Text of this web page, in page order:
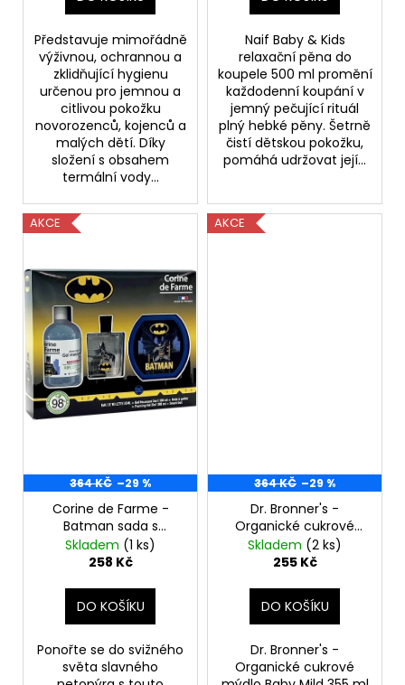
Představuje mimořádně
výživnou, ochrannou a
zklidňující hygienu
určenou pro jemnou a
citlivou pokožku
novorozenců, kojenců a
malých dětí. Díky
složení s obsahem
termální vody...
Naif Baby & Kids
relaxační pěna do
koupele 500 ml promění
každodenní koupání v
jemný pečující rituál
plný hebké pěny. Šetrně
čistí dětskou pokožku,
pomáhá udržovat její...
AKCE
364 KČ –29 %
Corine de Farme -
Batman sada s
toaletní vodou 50 ml,
pěnou do koupele 300
svačinu
Skladem (1 ks)
258 Kč
DO KOŠÍKU
Ponořte se do svižného
světa slavného
AKCE
364 KČ –29 %
Dr. Bronner's -
Organické cukrové
mýdlo Baby Mild 355
ml (poškozený
Skladem (2 ks)
255 Kč
DO KOŠÍKU
Dr. Bronner's -
Organické cukrové
Původně:
379